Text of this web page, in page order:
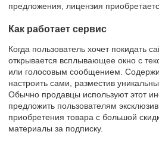
предложения, лицензия
Как работает сервис
Когда пользователь хочет покидать
открывается всплывающее окно с
или голосовым сообщением.
настроить сами, разместив
Обычно продавцы используют этот
предложить пользователям
приобретения товара с большой
материалы за подписку.